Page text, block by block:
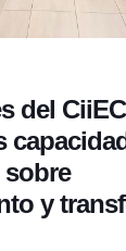
del
y